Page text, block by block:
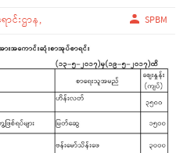
ာင်းဌာန, SPBM